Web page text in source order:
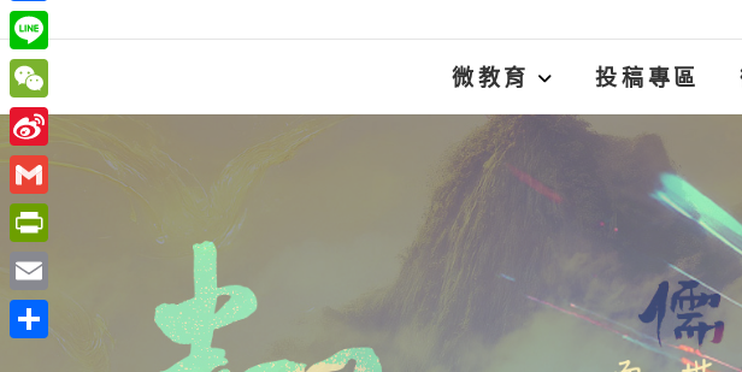
微教育 投稿專區
F
a
c
e
b
o
o
k
L
i
n
e
W
e
C
h
a
t
S
i
n
a
W
G
m
a
P
r
i
E